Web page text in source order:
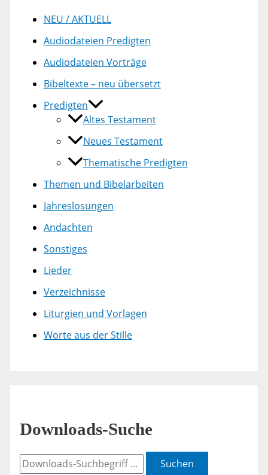
NEU / AKTUELL
Audiodateien Predigten
Audiodateien Vorträge
Bibeltexte – neu übersetzt
Predigten
Altes Testament
Neues Testament
Thematische Predigten
Themen und Bibelarbeiten
Jahreslosungen
Andachten
Sonstiges
Lieder
Verzeichnisse
Liturgien und Vorlagen
Worte aus der Stille
Downloads-Suche
Suchen